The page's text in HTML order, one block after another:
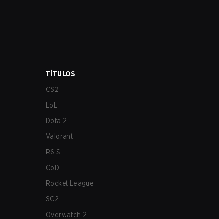
TÍTULOS
CS2
LoL
Dota 2
Valorant
R6:S
CoD
Rocket League
SC2
Overwatch 2